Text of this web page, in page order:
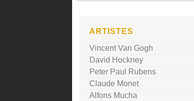
ARTISTES
Vincent Van Gogh
David Hockney
Peter Paul Rubens
Claude Monet
Alfons Mucha